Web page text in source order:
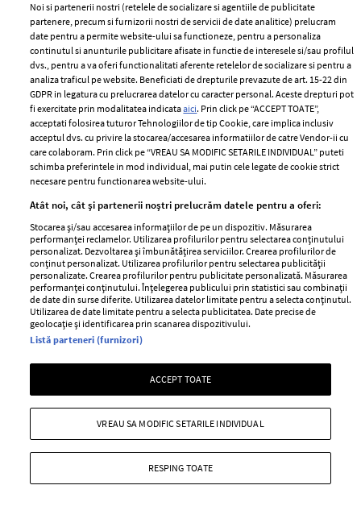
ELLE Style Awards
2024
Despre ELLE
Romania
Contact
Abonamente
Termeni si conditii
Politica de
confidențialitate
Politica de cookies
Publicitate
GSP
Unica
Baby
Retete
femei
Viva
Avantaje
Retete practice
Pariază responsabil! Decizia ONJN nr. 821/25.09.2025.
Jocurile de noroc sunt interzise minorilor.
Copyright © 2026 Ringier Romania SRL
Noi si partenerii nostri (retelele de socializare si agentiile de publicitate
partenere, precum si furnizorii nostri de servicii de date analitice) prelucram
date pentru a permite website-ului sa functioneze, pentru a personaliza
continutul si anunturile publicitare afisate in functie de interesele si/sau profilul
dvs., pentru a va oferi functionalitati aferente retelelor de socializare si pentru a
analiza traficul pe website. Beneficiati de drepturile prevazute de art. 15-22 din
GDPR in legatura cu prelucrarea datelor cu caracter personal. Aceste drepturi pot
fi exercitate prin modalitatea indicataaici. Prin click pe “ACCEPT TOATE”,
acceptati folosirea tuturor Tehnologiilor de tip Cookie, care implica inclusiv
acceptul dvs. cu privire la stocarea/accesarea informatiilor de catre Vendor-ii cu
care colaboram. Prin click pe “VREAU SA MODIFIC SETARILE INDIVIDUAL” puteti
schimba preferintele in mod individual, mai putin cele legate de cookie strict
necesare pentru functionarea website-ului.
Atât noi, cât și partenerii noștri prelucrăm datele pentru a oferi:
Stocarea și/sau accesarea informațiilor de pe un dispozitiv. Măsurarea
performanței reclamelor. Utilizarea profilurilor pentru selectarea conținutului
personalizat. Dezvoltarea și îmbunătățirea serviciilor. Crearea profilurilor de
conținut personalizat. Utilizarea profilurilor pentru selectarea publicității
personalizate. Crearea profilurilor pentru publicitate personalizată. Măsurarea
performanței conținutului. Înțelegerea publicului prin statistici sau combinații
de date din surse diferite. Utilizarea datelor limitate pentru a selecta conținutul.
Utilizarea de date limitate pentru a selecta publicitatea. Date precise de
geolocație și identificarea prin scanarea dispozitivului.
Listă parteneri (furnizori)
ACCEPT TOATE
RESPING TOATE
VREAU SA MODIFIC SETARILE INDIVIDUAL